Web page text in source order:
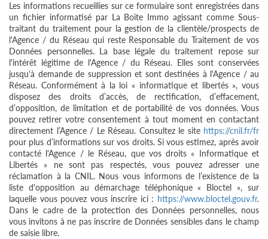
Les informations recueillies sur ce formulaire sont enregistrées dans
un fichier informatisé par La Boite Immo agissant comme Sous-
traitant du traitement pour la gestion de la clientèle/prospects de
l'Agence / du Réseau qui reste Responsable du Traitement de vos
Données personnelles. La base légale du traitement repose sur
l'intérêt légitime de l'Agence / du Réseau. Elles sont conservées
jusqu'à demande de suppression et sont destinées à l'Agence / au
Réseau. Conformément à la loi « informatique et libertés », vous
disposez des droits d’accès, de rectification, d’effacement,
d’opposition, de limitation et de portabilité de vos données. Vous
pouvez retirer votre consentement à tout moment en contactant
directement l’Agence / Le Réseau. Consultez le site https://cnil.fr/fr
pour plus d’informations sur vos droits. Si vous estimez, après avoir
contacté l'Agence / le Réseau, que vos droits « Informatique et
Libertés » ne sont pas respectés, vous pouvez adresser une
réclamation à la CNIL. Nous vous informons de l’existence de la
liste d'opposition au démarchage téléphonique « Bloctel », sur
laquelle vous pouvez vous inscrire ici : https://www.bloctel.gouv.fr.
Dans le cadre de la protection des Données personnelles, nous
vous invitons à ne pas inscrire de Données sensibles dans le champ
de saisie libre.